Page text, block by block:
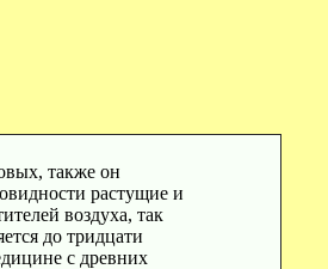
также он
растущие и
воздуха, так
до тридцати
с древних